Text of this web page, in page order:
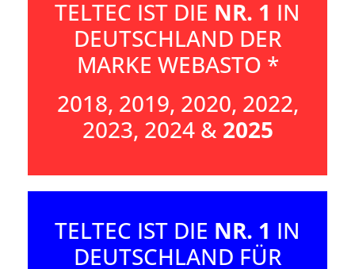
TELTEC IST DIE NR. 1 IN
DEUTSCHLAND DER
MARKE WEBASTO *
2018, 2019, 2020, 2022,
2023, 2024 & 2025
TELTEC IST DIE NR. 1 IN
DEUTSCHLAND FÜR